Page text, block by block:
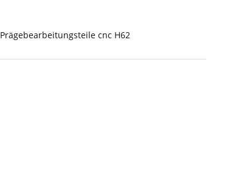
Prägebearbeitungsteile cnc H62